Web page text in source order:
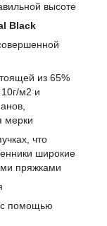
высоте
Black
из 65%
м2 и
мерки
что
широкие
пряжками
с помощью